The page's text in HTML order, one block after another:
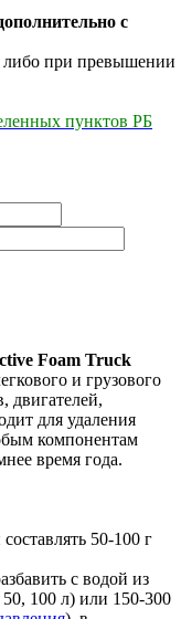
с
либо при превышении
пунктов РБ
Foam Truck
и грузового
двигателей,
для удаления
компонентам
время года.
50-100 г
с водой из
50, 100 л) или 150-300